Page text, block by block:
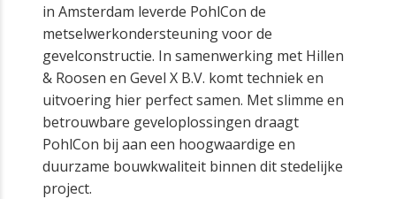
in Amsterdam leverde PohlCon de
metselwerkondersteuning voor de
gevelconstructie. In samenwerking met Hillen
& Roosen en Gevel X B.V. komt techniek en
uitvoering hier perfect samen. Met slimme en
betrouwbare geveloplossingen draagt
PohlCon bij aan een hoogwaardige en
duurzame bouwkwaliteit binnen dit stedelijke
project.